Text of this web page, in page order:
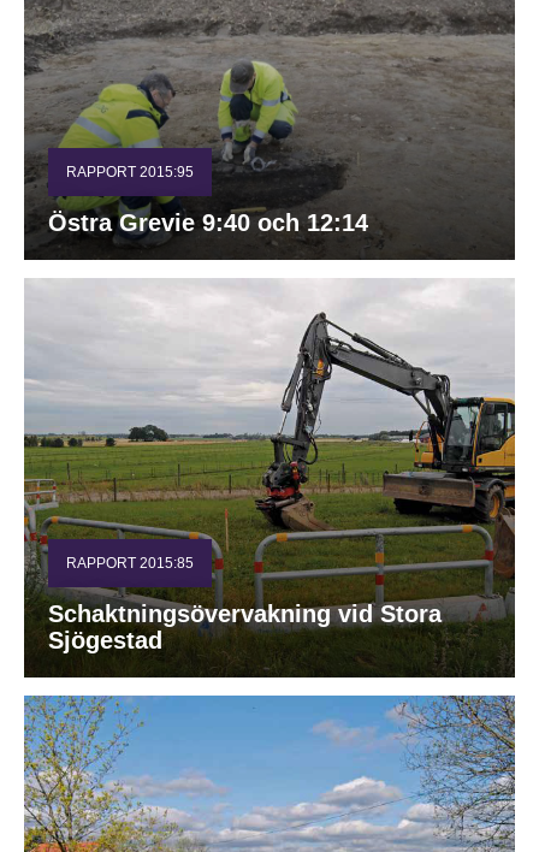
RAPPORT 2015:95
Östra Grevie 9:40 och 12:14
RAPPORT 2015:85
Schaktningsövervakning vid Stora
Sjögestad